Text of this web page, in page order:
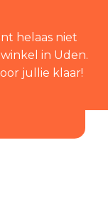
helaas niet
in Uden.
jullie klaar!